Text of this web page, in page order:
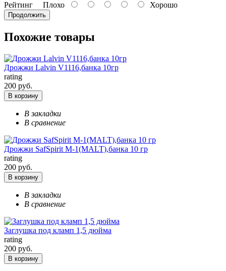
Рейтинг Плохо Хорошо
Продолжить
Похожие товары
Дрожжи Lalvin V1116,банка 10гр
rating
200 руб.
В корзину
В закладки
В сравнение
Дрожжи SafSpirit M-1(MALT),банка 10 гр
rating
200 руб.
В корзину
В закладки
В сравнение
Заглушка под кламп 1,5 дюйма
rating
200 руб.
В корзину